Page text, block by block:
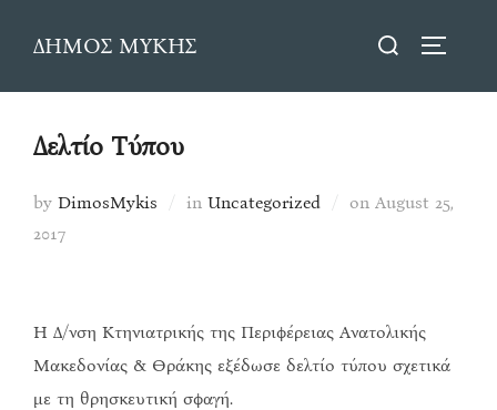
ΔΗΜΟΣ ΜΥΚΗΣ
Search
Δελτίο Τύπου
by DimosMykis in Uncategorized on Posted
August 25,
2017
Η Δ/νση Κτηνιατρικής της Περιφέρειας Ανατολικής
Μακεδονίας & Θράκης εξέδωσε δελτίο τύπου σχετικά
με τη θρησκευτική σφαγή.